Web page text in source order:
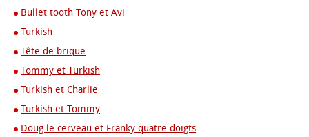
Bullet tooth Tony et Avi
Turkish
Tête de brique
Tommy et Turkish
Turkish et Charlie
Turkish et Tommy
Doug le cerveau et Franky quatre doigts